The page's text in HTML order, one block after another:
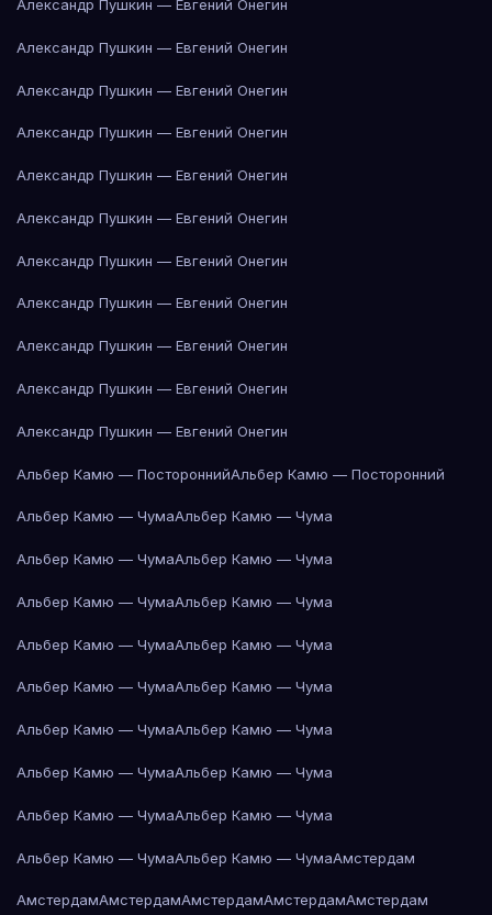
Александр Пушкин — Евгений Онегин
Александр Пушкин — Евгений Онегин
Александр Пушкин — Евгений Онегин
Александр Пушкин — Евгений Онегин
Александр Пушкин — Евгений Онегин
Александр Пушкин — Евгений Онегин
Александр Пушкин — Евгений Онегин
Александр Пушкин — Евгений Онегин
Александр Пушкин — Евгений Онегин
Александр Пушкин — Евгений Онегин
Александр Пушкин — Евгений Онегин
Альбер Камю — ПостороннийАльбер Камю — Посторонний
Альбер Камю — ЧумаАльбер Камю — Чума
Альбер Камю — ЧумаАльбер Камю — Чума
Альбер Камю — ЧумаАльбер Камю — Чума
Альбер Камю — ЧумаАльбер Камю — Чума
Альбер Камю — ЧумаАльбер Камю — Чума
Альбер Камю — ЧумаАльбер Камю — Чума
Альбер Камю — ЧумаАльбер Камю — Чума
Альбер Камю — ЧумаАльбер Камю — Чума
Альбер Камю — ЧумаАльбер Камю — ЧумаАмстердам
АмстердамАмстердамАмстердамАмстердамАмстердам